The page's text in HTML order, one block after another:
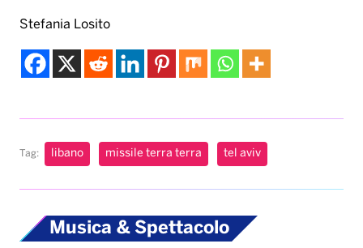
Stefania Losito
Tag: libano missile terra terra tel aviv
Musica & Spettacolo